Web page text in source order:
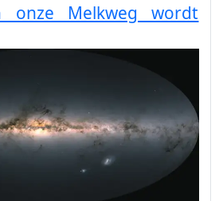
onze Melkweg wordt